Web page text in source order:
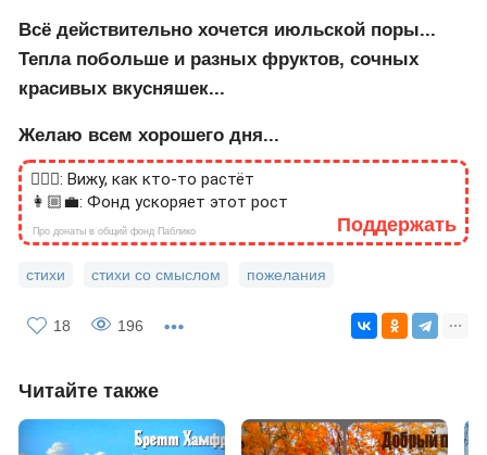
Всё действительно хочется июльской поры...
Тепла побольше и разных фруктов, сочных
красивых вкусняшек...
Желаю всем хорошего дня...
🙎🏻‍♂️: Вижу, как кто-то растёт
👩🏼‍💼: Фонд ускоряет этот рост
Поддержать
Про донаты в общий фонд Паблико
стихи стихи со смыслом пожелания
18 196
Читайте также